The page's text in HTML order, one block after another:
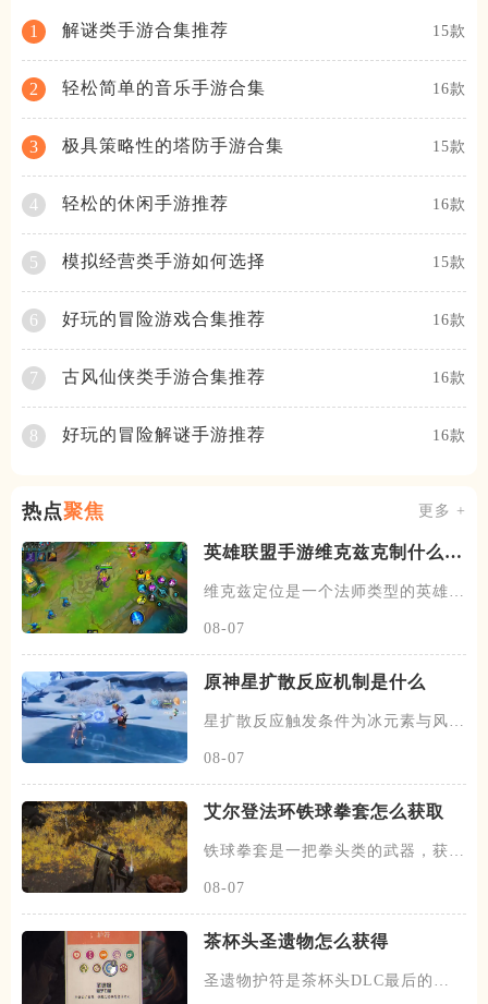
1 解谜类手游合集推荐 15款
2 轻松简单的音乐手游合集 16款
3 极具策略性的塔防手游合集 15款
4 轻松的休闲手游推荐 16款
5 模拟经营类手游如何选择 15款
6 好玩的冒险游戏合集推荐 16款
7 古风仙侠类手游合集推荐 16款
8 好玩的冒险解谜手游推荐 16款
热点聚焦 更多 +
英雄联盟手游维克兹克制什么英
维克兹定位是一个法师类型的英雄，
08-07
原神星扩散反应机制是什么
星扩散反应触发条件为冰元素与风元
08-07
艾尔登法环铁球拳套怎么获取
铁球拳套是一把拳头类的武器，获取
08-07
茶杯头圣遗物怎么获得
圣遗物护符是茶杯头DLC最后的美